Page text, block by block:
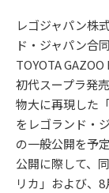
レゴジャパン株
ド・ジャパン合
TOYOTA
初代スープラ発
物大に再現した
をレゴランド・
の一般公開を予
公開に際して、
リカ」および、